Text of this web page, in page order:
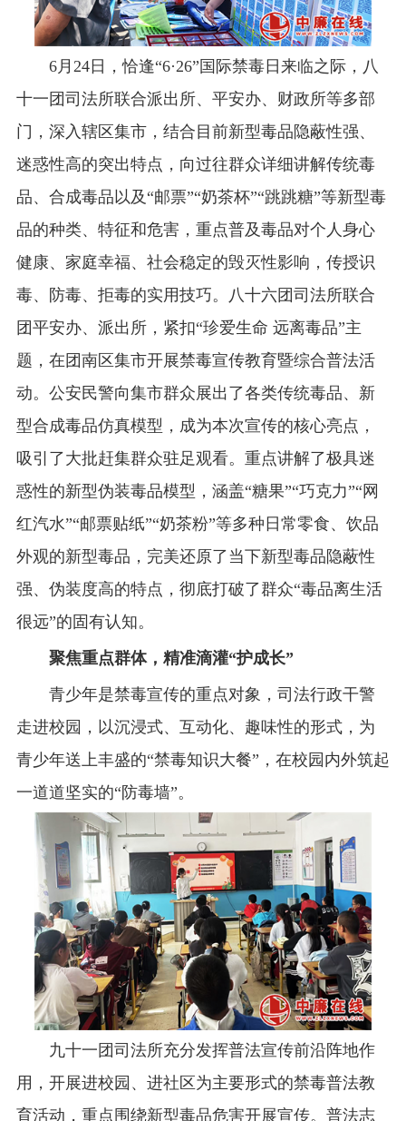
6月24日，恰逢“6·26”国际禁毒日来临之际，八
十一团司法所联合派出所、平安办、财政所等多部
门，深入辖区集市，结合目前新型毒品隐蔽性强、
迷惑性高的突出特点，向过往群众详细讲解传统毒
品、合成毒品以及“邮票”“奶茶杯”“跳跳糖”等新型毒
品的种类、特征和危害，重点普及毒品对个人身心
健康、家庭幸福、社会稳定的毁灭性影响，传授识
毒、防毒、拒毒的实用技巧。八十六团司法所联合
团平安办、派出所，紧扣“珍爱生命 远离毒品”主
题，在团南区集市开展禁毒宣传教育暨综合普法活
动。公安民警向集市群众展出了各类传统毒品、新
型合成毒品仿真模型，成为本次宣传的核心亮点，
吸引了大批赶集群众驻足观看。重点讲解了极具迷
惑性的新型伪装毒品模型，涵盖“糖果”“巧克力”“网
红汽水”“邮票贴纸”“奶茶粉”等多种日常零食、饮品
外观的新型毒品，完美还原了当下新型毒品隐蔽性
强、伪装度高的特点，彻底打破了群众“毒品离生活
很远”的固有认知。
聚焦重点群体，精准滴灌“护成长”
青少年是禁毒宣传的重点对象，司法行政干警
走进校园，以沉浸式、互动化、趣味性的形式，为
青少年送上丰盛的“禁毒知识大餐”，在校园内外筑起
一道道坚实的“防毒墙”。
九十一团司法所充分发挥普法宣传前沿阵地作
用，开展进校园、进社区为主要形式的禁毒普法教
育活动，重点围绕新型毒品危害开展宣传。普法志